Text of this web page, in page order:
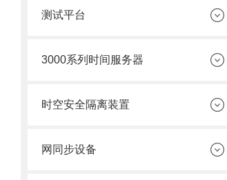
测试平台
3000系列时间服务器
时空安全隔离装置
网同步设备